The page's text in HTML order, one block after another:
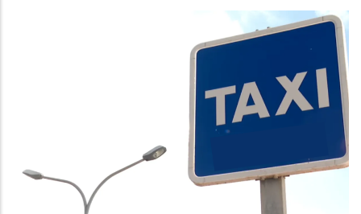
El Consell Comarcal Aprova La
Creació De La Demarcació Única
Del Taxi Al Baix Penedès
Altres,P. econòmica